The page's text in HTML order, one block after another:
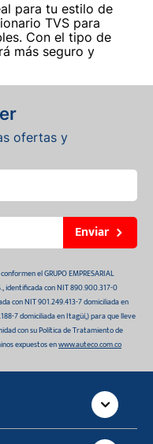
para tu estilo de
TVS para
Con el tipo de
más seguro y
ofertas y
Enviar
el GRUPO EMPRESARIAL
identificada con NIT 890.900.317-0
con NIT 901.249.413-7 domiciliada en
7 domiciliada en Itagüí,) para que lleve
con su Política de Tratamiento de
expuestos enwww.auteco.com.co